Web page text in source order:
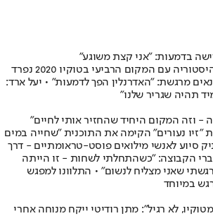
בדמעות: "אני קצת משוגע"
השחיין בן ה-27 שעשה היסטוריה עם המקום הרביעי בטוקיו 2020 נפרד
מרגשת: "האדרנלין הפך לדמעות" • יעל ארד:
תהיה שגריר שלנו"
- וזה המקום היחיד שהחזיר אותי לחיים"
"זיו נעורים" הקימה את התוכנית "שחייה במים
סיוע לאנשי מילואים פוסט-טראומתיים - דרך
הקבוצה: "כשהתחלתי לשחות - זו הייתה
שאני מצליח לנשום" • התלוונו למפגש
במיוחד
לא רגיל": מתן רודיטי ייקח מנוחה אחרי